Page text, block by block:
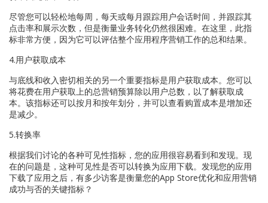
尽管您可以轻松地每周，每天或每月跟踪用户会话时间，并跟踪其
点击率和展示次数，但是衡量业务转化仍然很困难。在这里，此指
标非常方便，因为它可以评估整个应用程序营销工作的总和结果。
4.用户获取成本
与底线和收入密切相关的另一个重要指标是用户获取成本。您可以
将花费在用户获取上的总营销预算除以用户总数，以了解获取成
本。该指标还可以按月和按年划分，并可以查看购置成本是增加还
是减少。
5.转换率
根据我们讨论的各种可见性指标，您的应用很容易看到和发现。现
在的问题是，这种可见性是否可以转换为应用下载。发现您的应用
下载了应用之后，有多少访客是衡量您的App Store优化和应用营销
成功与否的关键指标？